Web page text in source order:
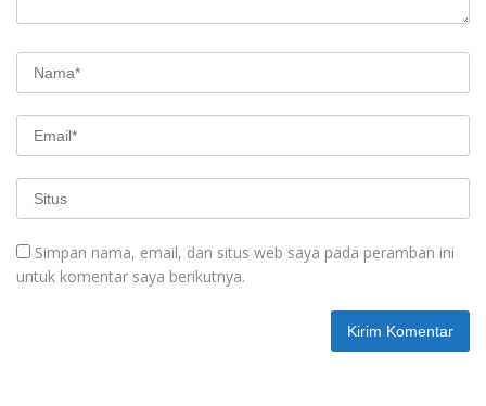
Simpan nama, email, dan situs web saya pada peramban ini
untuk komentar saya berikutnya.